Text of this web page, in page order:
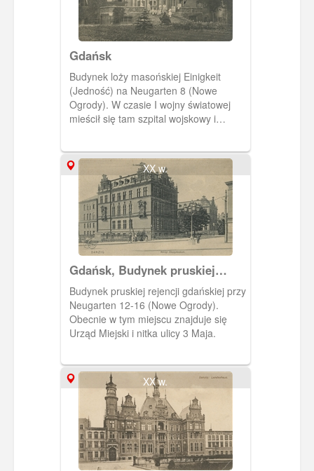
Gdańsk
Budynek loży masońskiej Einigkeit
(Jedność) na Neugarten 8 (Nowe
Ogrody). W czasie I wojny światowej
mieścił się tam szpital wojskowy i
XX w.
Gdańsk, Budynek pruskiej
rejencji gdańskiej
Budynek pruskiej rejencji gdańskiej przy
Neugarten 12-16 (Nowe Ogrody).
Obecnie w tym miejscu znajduje się
Urząd Miejski i nitka ulicy 3 Maja.
XX w.